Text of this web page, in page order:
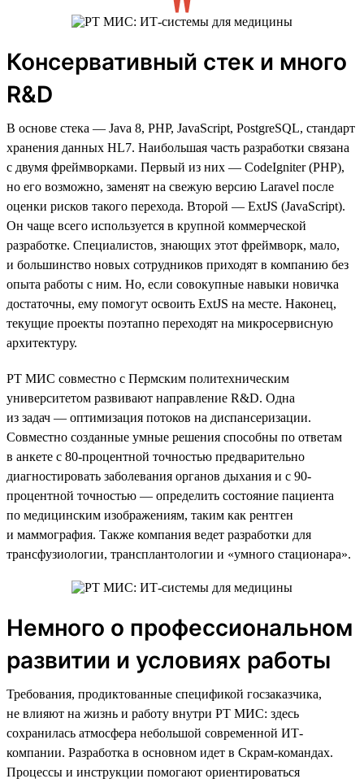
Консервативный стек и много
R&D
В основе стека — Java 8, PHP, JavaScript, PostgreSQL, стандарт
хранения данных HL7. Наибольшая часть разработки связана
с двумя фреймворками. Первый из них — CodeIgniter (PHP),
но его возможно, заменят на свежую версию Laravel после
оценки рисков такого перехода. Второй — ExtJS (JavaScript).
Он чаще всего используется в крупной коммерческой
разработке. Специалистов, знающих этот фреймворк, мало,
и большинство новых сотрудников приходят в компанию без
опыта работы с ним. Но, если совокупные навыки новичка
достаточны, ему помогут освоить ExtJS на месте. Наконец,
текущие проекты поэтапно переходят на микросервисную
архитектуру.
РТ МИС совместно с Пермским политехническим
университетом развивают направление R&D. Одна
из задач — оптимизация потоков на диспансеризации.
Совместно созданные умные решения способны по ответам
в анкете с 80-процентной точностью предварительно
диагностировать заболевания органов дыхания и с 90-
процентной точностью — определить состояние пациента
по медицинским изображениям, таким как рентген
и маммография. Также компания ведет разработки для
трансфузиологии, трансплантологии и «умного стационара».
Немного о профессиональном
развитии и условиях работы
Требования, продиктованные спецификой госзаказчика,
не влияют на жизнь и работу внутри РТ МИС: здесь
сохранилась атмосфера небольшой современной ИТ-
компании. Разработка в основном идет в Скрам-командах.
Процессы и инструкции помогают ориентироваться